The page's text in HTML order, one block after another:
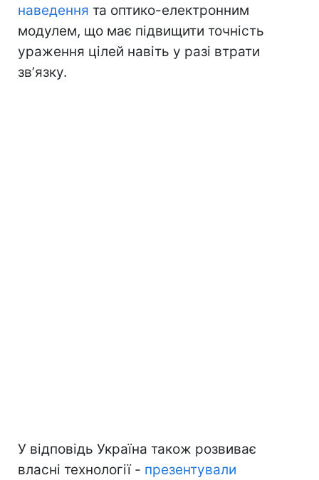
наведення та оптико-електронним
модулем, що має підвищити точність
ураження цілей навіть у разі втрати
звʼязку.
У відповідь Україна також розвиває
власні технології - презентували